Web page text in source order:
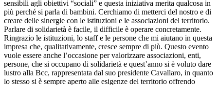
sensibili agli obiettivi “sociali” e questa iniziativa merita qualcosa in
più perché si parla di bambini. Cerchiamo di metterci del nostro e di
creare delle sinergie con le istituzioni e le associazioni del territorio.
Parlare di solidarietà è facile, il difficile è operare concretamente.
Ringrazio le istituzioni, lo staff e le persone che mi aiutano in questa
impresa che, qualitativamente, cresce sempre di più. Questo evento
vuole essere anche l’occasione per valorizzare associazioni, enti,
persone, che si occupano di solidarietà e quest’anno si è voluto dare
lustro alla Bcc, rappresentata dal suo presidente Cavallaro, in quanto
lo stesso si è sempre aperto alle esigenze del territorio offrendo